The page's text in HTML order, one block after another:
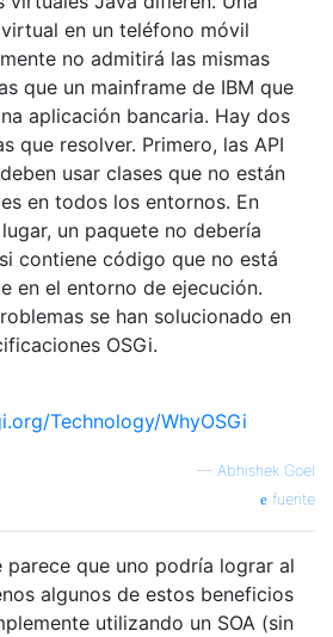
en un teléfono móvil
no admitirá las mismas
que un mainframe de IBM que
aplicación bancaria. Hay dos
que resolver. Primero, las API
usar clases que no están
en todos los entornos. En
un paquete no debería
contiene código que no está
en el entorno de ejecución.
se han solucionado en
OSGi.
Technology/WhyOSGi
— Abhishek Goel
fuente
parece que uno podría lograr al
algunos de estos beneficios
utilizando un SOA (sin